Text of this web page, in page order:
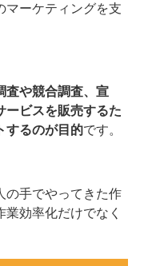
マーケティングを支
査や競合調査、宣
ービスを販売するた
するのが目的です。
の手でやってきた作
効率化だけでなく